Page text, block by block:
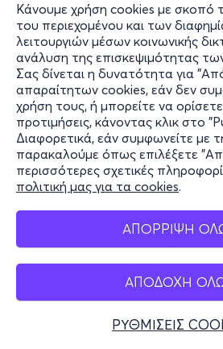
Κάνουμε χρήση cookies με σκοπό
του περιεχομένου και των
λειτουργιών μέσων κοινωνικής
ανάλυση της επισκεψιμότητας
Σας δίνεται η δυνατότητα για
απαραίτητων cookies, εάν δεν
χρήση τους, ή μπορείτε να ορίσετε
προτιμήσεις, κάνοντας κλικ στο
Διαφορετικά, εάν συμφωνείτε με
παρακαλούμε όπως επιλέξετε
περισσότερες σχετικές
πολιτική μας για τα cookies.
ΑΠΟΡΡΙΨΗ
ΑΠΟΔΟΧΗ
ΡΥΘΜΙΣΕΙΣ